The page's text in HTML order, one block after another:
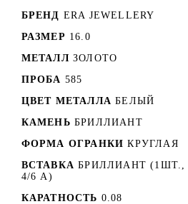
БРЕНД ERA JEWELLERY
РАЗМЕР 16.0
МЕТАЛЛ ЗОЛОТО
ПРОБА 585
ЦВЕТ МЕТАЛЛА БЕЛЫЙ
КАМЕНЬ БРИЛЛИАНТ
ФОРМА ОГРАНКИ КРУГЛАЯ
ВСТАВКА БРИЛЛИАНТ (1ШТ.,
4/6 А)
КАРАТНОСТЬ 0.08